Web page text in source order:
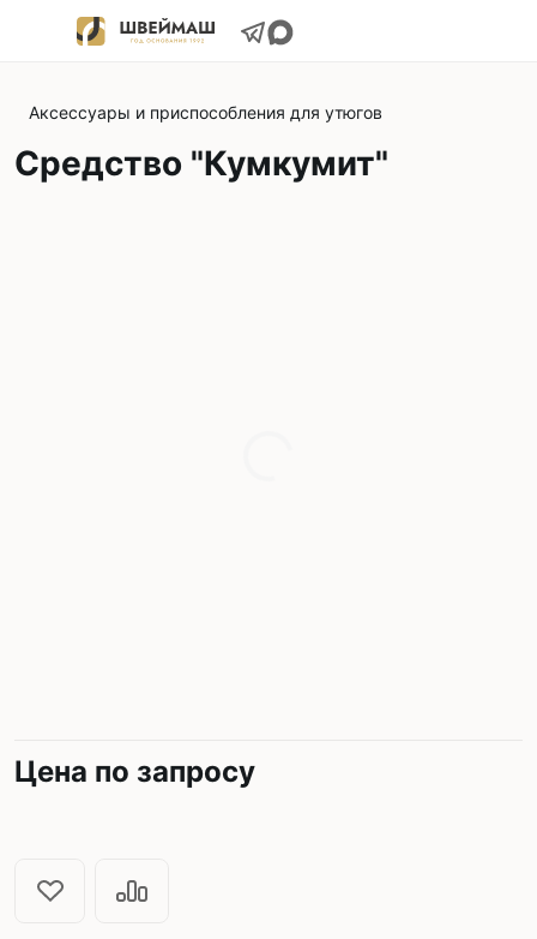
Аксессуары и приспособления для утюгов
Средство "Кумкумит"
Цена по запросу